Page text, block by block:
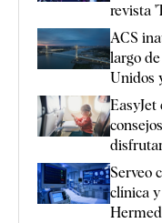
revista
ACS
largo
Unidos
Serveo
clínica